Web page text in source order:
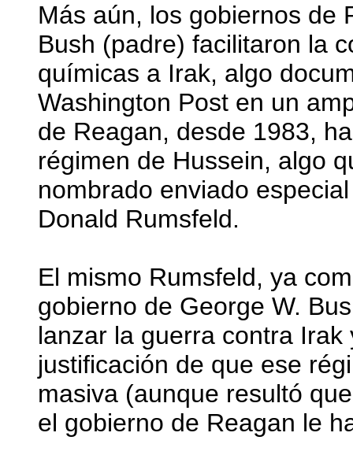
Más aún, los gobiernos de
Bush (padre) facilitaron la
químicas a Irak, algo
Washington Post en un
de Reagan, desde 1983,
régimen de Hussein, algo
nombrado enviado
Donald Rumsfeld.
El mismo Rumsfeld, ya
gobierno de George W.
lanzar la guerra contra
justificación de que ese
masiva (aunque resultó
el gobierno de Reagan le